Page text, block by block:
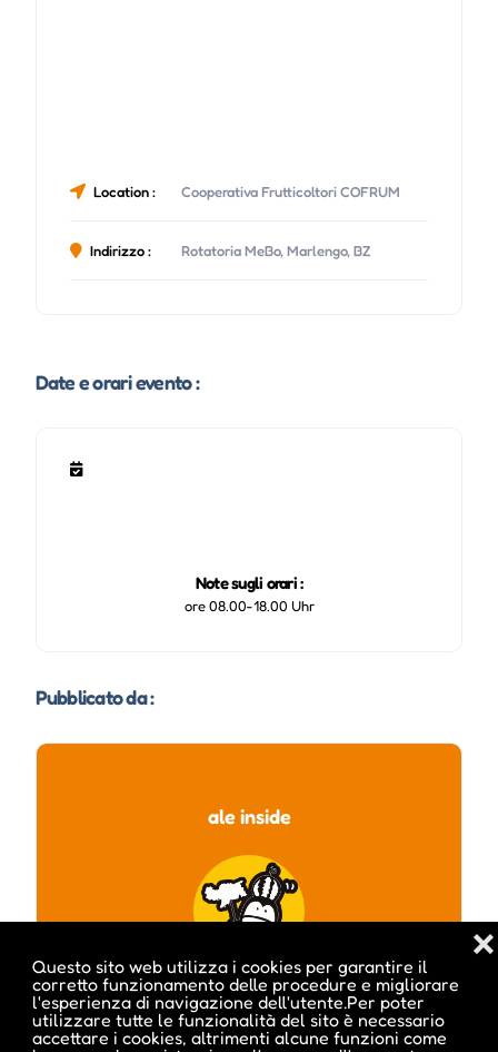
Questo sito web utilizza i cookies per garantire il
corretto funzionamento delle procedure e migliorare
l'esperienza di navigazione dell'utente.Per poter
utilizzare tutte le funzionalità del sito è necessario
accettare i cookies, altrimenti alcune funzioni come
❌
Location : Cooperativa Frutticoltori COFRUM
Indirizzo : Rotatoria MeBo, Marlengo, BZ
Date e orari evento :
Note sugli orari :
ore 08.00-18.00 Uhr
Pubblicato da :
ale inside